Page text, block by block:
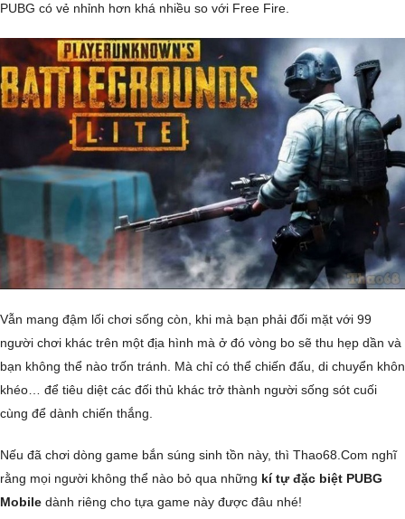
PUBG có vẻ nhỉnh hơn khá nhiều so với Free Fire.
Vẫn mang đậm lối chơi sống còn, khi mà bạn phải đối mặt với 99
người chơi khác trên một địa hình mà ở đó vòng bo sẽ thu hẹp dần và
bạn không thể nào trốn tránh. Mà chỉ có thể chiến đấu, di chuyển khôn
khéo… để tiêu diệt các đối thủ khác trở thành người sống sót cuối
cùng để dành chiến thắng.
Nếu đã chơi dòng game bắn súng sinh tồn này, thì Thao68.Com nghĩ
rằng mọi người không thể nào bỏ qua những kí tự đặc biệt PUBG
Mobile dành riêng cho tựa game này được đâu nhé!